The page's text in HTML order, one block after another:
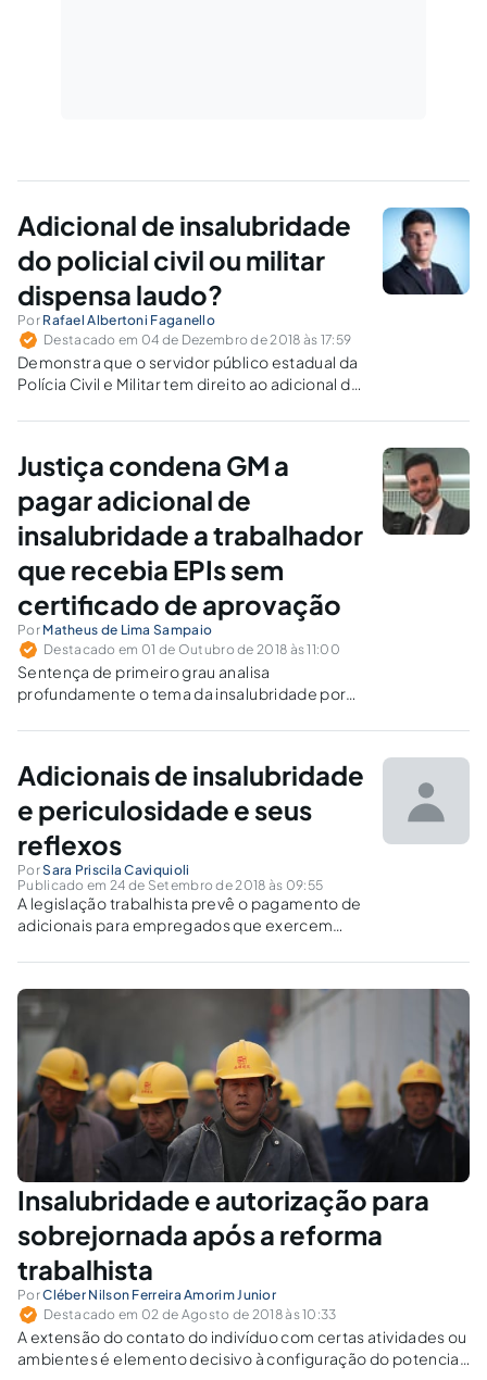
Adicional de insalubridade
do policial civil ou militar
dispensa laudo?
Por Rafael Albertoni Faganello
Destacado em 04 de Dezembro de 2018 às 17:59
Demonstra que o servidor público estadual da
Polícia Civil e Militar tem direito ao adicional de
carreira e não depende de laudo técnico para
Justiça condena GM a
pagar adicional de
insalubridade a trabalhador
que recebia EPIs sem
certificado de aprovação
Por Matheus de Lima Sampaio
Destacado em 01 de Outubro de 2018 às 11:00
Sentença de primeiro grau analisa
profundamente o tema da insalubridade por
deixando expresso que não basta fornecer
direito do trabalhador seja excluído.
Adicionais de insalubridade
e periculosidade e seus
reflexos
PorSara Priscila Caviquioli
Publicado em 24 de Setembro de 2018 às 09:55
A legislação trabalhista prevê o pagamento de
adicionais para empregados que exercem
perigosos. No presente artigo, busca-se
esclarecer as principais dúvidas sobre os
adicionais de insalubridade e periculosidade.
Insalubridade e autorização para
sobrejornada após a reforma
trabalhista
PorCléber Nilson Ferreira Amorim Junior
Destacado em 02 de Agosto de 2018 às 10:33
A extensão do contato do indivíduo com certas atividades ou
ambientes é elemento decisivo à configuração do potencial